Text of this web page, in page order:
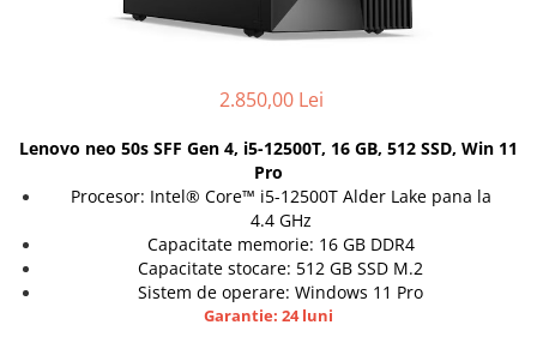
Calculatoare Mini NOI
Calculatoare SECOND-HAND
Calculatoare REFURBISHED
Calculatoare RENEW
Calculatoare WORKSTATION
2.850,00 Lei
Lenovo neo 50s SFF Gen 4, i5-12500T, 16 GB, 512 SSD, Win 11
Pro
Procesor: Intel® Core™ i5-12500T Alder Lake pana la
4.4 GHz
Capacitate memorie: 16 GB DDR4
Capacitate stocare: 512 GB SSD M.2
Sistem de operare: Windows 11 Pro
Garantie: 24 luni